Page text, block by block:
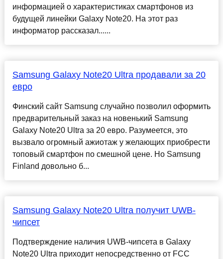
информацией о характеристиках смартфонов из
будущей линейки Galaxy Note20. На этот раз
информатор рассказал......
Samsung Galaxy Note20 Ultra продавали за 20
евро
Финский сайт Samsung случайно позволил оформить
предварительный заказ на новенький Samsung
Galaxy Note20 Ultra за 20 евро. Разумеется, это
вызвало огромный ажиотаж у желающих приобрести
топовый смартфон по смешной цене. Но Samsung
Finland довольно б...
Samsung Galaxy Note20 Ultra получит UWB-
чипсет
Подтверждение наличия UWB-чипсета в Galaxy
Note20 Ultra приходит непосредственно от FCC